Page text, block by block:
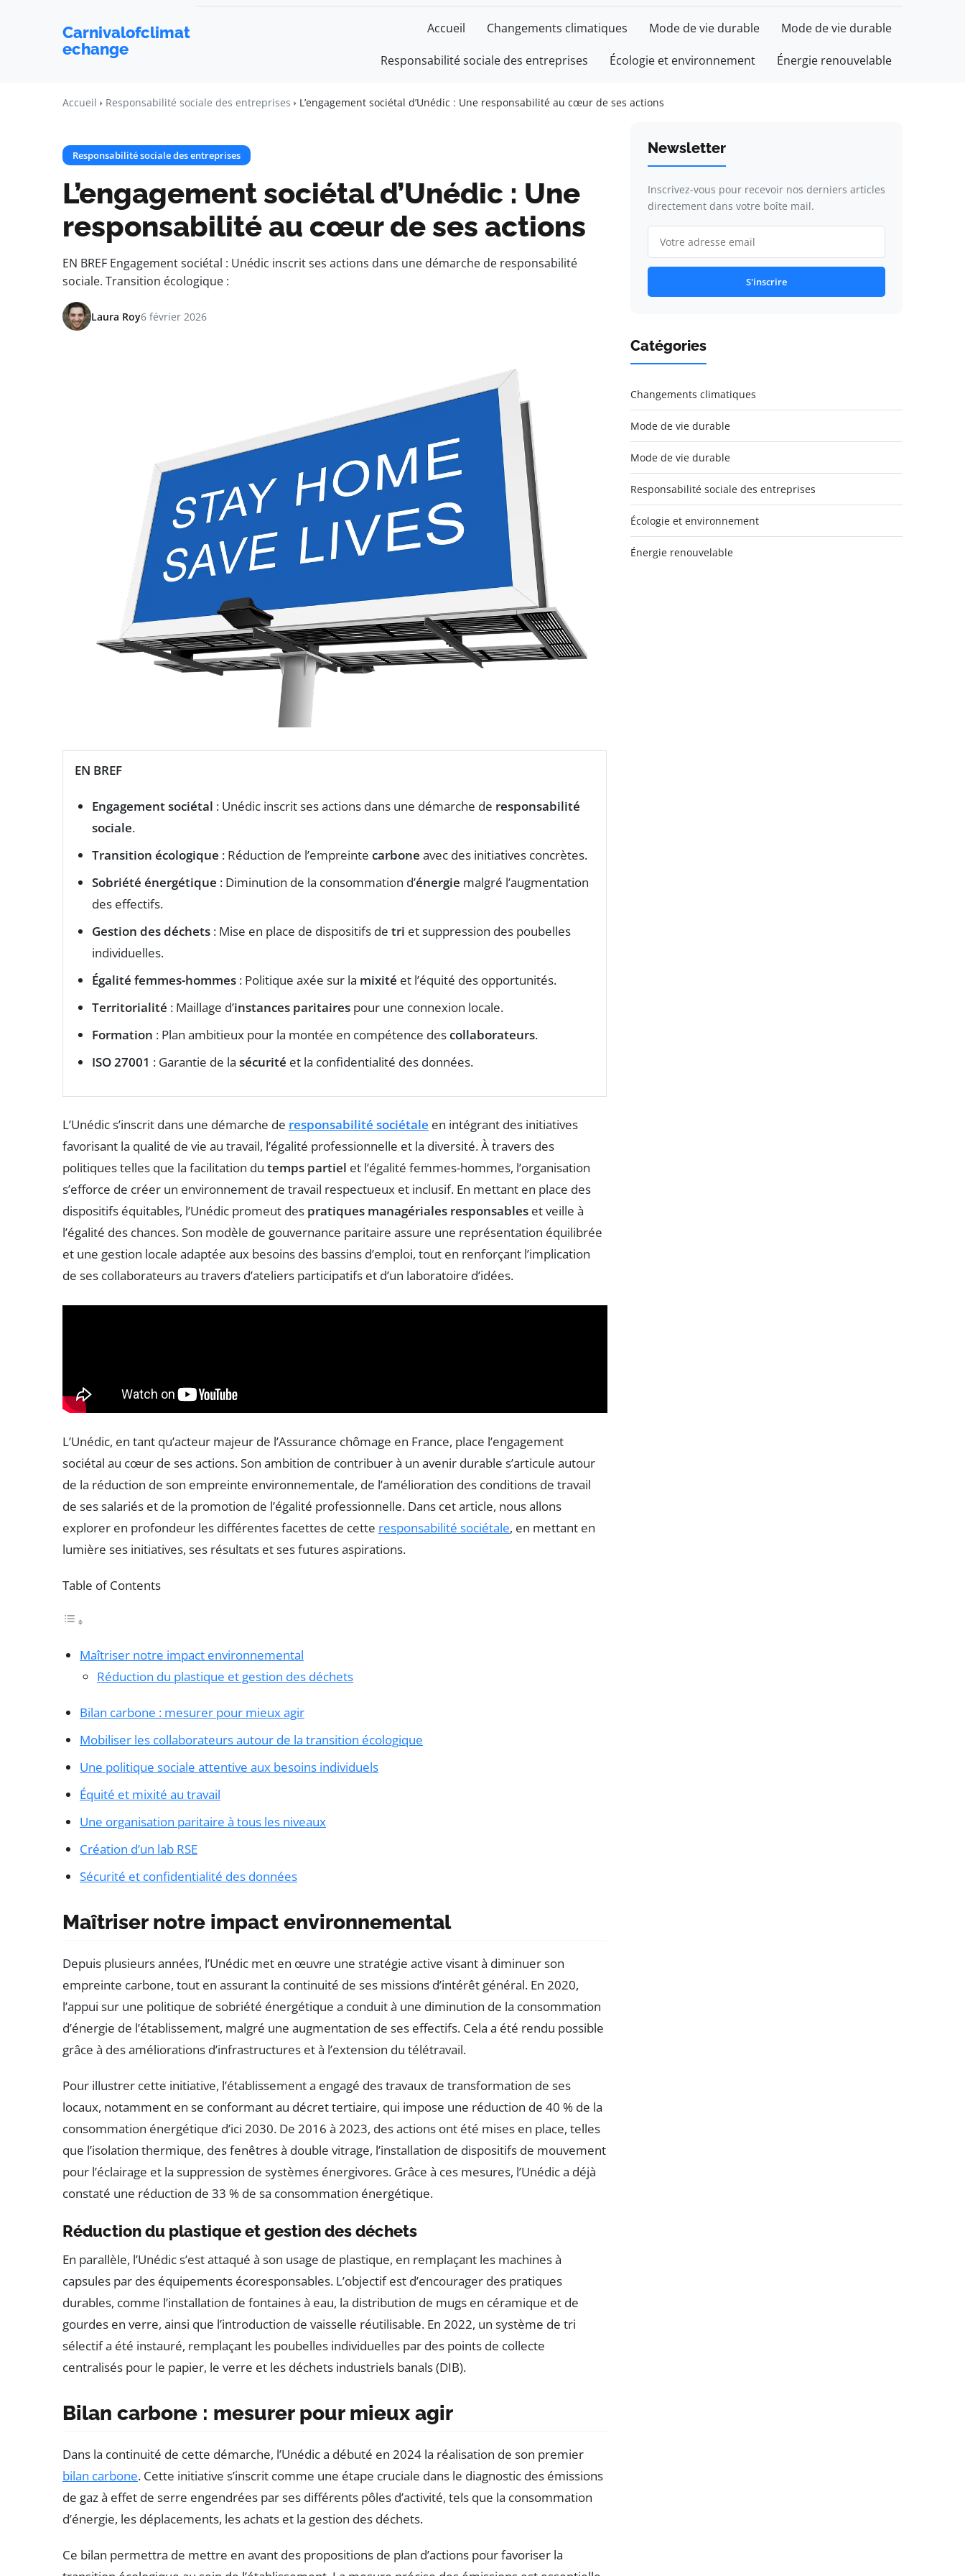
Carnivalofclimat
echange
Accueil Changements climatiques Mode de vie durable Mode de vie durable
Responsabilité sociale des entreprises Écologie et environnement Énergie renouvelable
Accueil Responsabilité sociale des entreprises L’engagement sociétal d’Unédic : Une responsabilité au cœur de ses actions
Responsabilité sociale des entreprises
L’engagement sociétal d’Unédic : Une
responsabilité au cœur de ses actions
EN BREF Engagement sociétal : Unédic inscrit ses actions dans une démarche de responsabilité
sociale. Transition écologique :
Laura Roy6 février 2026
EN BREF
Engagement sociétal : Unédic inscrit ses actions dans une démarche de responsabilité
sociale.
Transition écologique : Réduction de l’empreinte carbone avec des initiatives concrètes.
Sobriété énergétique : Diminution de la consommation d’énergie malgré l’augmentation
des effectifs.
Gestion des déchets : Mise en place de dispositifs de tri et suppression des poubelles
individuelles.
Égalité femmes-hommes : Politique axée sur la mixité et l’équité des opportunités.
Territorialité : Maillage d’instances paritaires pour une connexion locale.
Formation : Plan ambitieux pour la montée en compétence descollaborateurs.
ISO 27001 : Garantie de la sécurité et la confidentialité des données.
L’Unédic s’inscrit dans une démarche de responsabilité sociétale en intégrant des initiatives
favorisant la qualité de vie au travail, l’égalité professionnelle et la diversité. À travers des
politiques telles que la facilitation du temps partiel et l’égalité femmes-hommes, l’organisation
s’efforce de créer un environnement de travail respectueux et inclusif. En mettant en place des
dispositifs équitables, l’Unédic promeut des pratiques managériales responsables et veille à
l’égalité des chances. Son modèle de gouvernance paritaire assure une représentation équilibrée
et une gestion locale adaptée aux besoins des bassins d’emploi, tout en renforçant l’implication
de ses collaborateurs au travers d’ateliers participatifs et d’un laboratoire d’idées.
L’Unédic, en tant qu’acteur majeur de l’Assurance chômage en France, place l’engagement
sociétal au cœur de ses actions. Son ambition de contribuer à un avenir durable s’articule autour
de la réduction de son empreinte environnementale, de l’amélioration des conditions de travail
de ses salariés et de la promotion de l’égalité professionnelle. Dans cet article, nous allons
explorer en profondeur les différentes facettes de cette responsabilité sociétale, en mettant en
lumière ses initiatives, ses résultats et ses futures aspirations.
Table of Contents
Maîtriser notre impact environnemental
Réduction du plastique et gestion des déchets
Bilan carbone : mesurer pour mieux agir
Mobiliser les collaborateurs autour de la transition écologique
Une politique sociale attentive aux besoins individuels
Équité et mixité au travail
Une organisation paritaire à tous les niveaux
Création d’un lab RSE
Sécurité et confidentialité des données
Maîtriser notre impact environnemental
Depuis plusieurs années, l’Unédic met en œuvre une stratégie active visant à diminuer son
empreinte carbone, tout en assurant la continuité de ses missions d’intérêt général. En 2020,
l’appui sur une politique de sobriété énergétique a conduit à une diminution de la consommation
d’énergie de l’établissement, malgré une augmentation de ses effectifs. Cela a été rendu possible
grâce à des améliorations d’infrastructures et à l’extension du télétravail.
Pour illustrer cette initiative, l’établissement a engagé des travaux de transformation de ses
locaux, notamment en se conformant au décret tertiaire, qui impose une réduction de 40 % de la
consommation énergétique d’ici 2030. De 2016 à 2023, des actions ont été mises en place, telles
que l’isolation thermique, des fenêtres à double vitrage, l’installation de dispositifs de mouvement
pour l’éclairage et la suppression de systèmes énergivores. Grâce à ces mesures, l’Unédic a déjà
constaté une réduction de 33 % de sa consommation énergétique.
Réduction du plastique et gestion des déchets
En parallèle, l’Unédic s’est attaqué à son usage de plastique, en remplaçant les machines à
capsules par des équipements écoresponsables. L’objectif est d’encourager des pratiques
durables, comme l’installation de fontaines à eau, la distribution de mugs en céramique et de
gourdes en verre, ainsi que l’introduction de vaisselle réutilisable. En 2022, un système de tri
sélectif a été instauré, remplaçant les poubelles individuelles par des points de collecte
centralisés pour le papier, le verre et les déchets industriels banals (DIB).
Bilan carbone : mesurer pour mieux agir
Dans la continuité de cette démarche, l’Unédic a débuté en 2024 la réalisation de son premier
bilan carbone. Cette initiative s’inscrit comme une étape cruciale dans le diagnostic des émissions
de gaz à effet de serre engendrées par ses différents pôles d’activité, tels que la consommation
d’énergie, les déplacements, les achats et la gestion des déchets.
Ce bilan permettra de mettre en avant des propositions de plan d’actions pour favoriser la
Newsletter
Inscrivez-vous pour recevoir nos derniers articles
directement dans votre boîte mail.
S'inscrire
Catégories
Changements climatiques
Mode de vie durable
Mode de vie durable
Responsabilité sociale des entreprises
Écologie et environnement
Énergie renouvelable